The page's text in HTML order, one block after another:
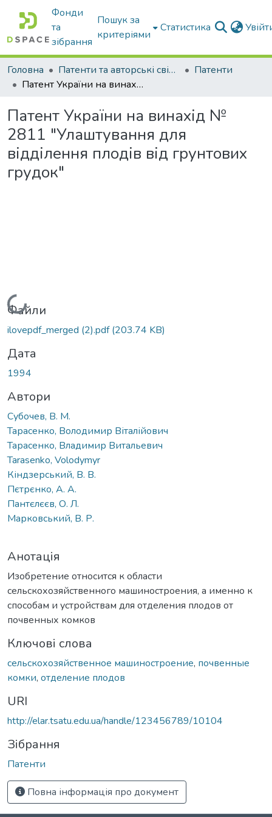
Фонди
та
зібрання
Пошук за
критеріями
Статистика
Головна Патенти та авторські свідоцтва
Патенти
Патент України на винахід № 2811 "Улаштування для відділення плодів від грунтових грудок"
Патент України на винахід №
2811 "Улаштування для
відділення плодів від грунтових
грудок"
Вантажиться...
Файли
ilovepdf_merged (2).pdf(203.74 KB)
Дата
1994
Автори
Субочев, В. М.
Тарасенко, Володимир Віталійович
Тарасенко, Владимир Витальевич
Tarasenko, Volodymyr
Кіндзерський, В. В.
Пєтрєнко, А. А.
Пантєлєєв, О. Л.
Марковський, В. Р.
Анотація
Изобретение относится к области
сельскохозяйственного машиностроения, а именно к
способам и устройствам для отделения плодов от
почвенных комков
Ключові слова
сельскохозяйственное машиностроение, почвенные
комки, отделение плодов
URI
http://elar.tsatu.edu.ua/handle/123456789/10104
Зібрання
Патенти
Повна інформація про документ